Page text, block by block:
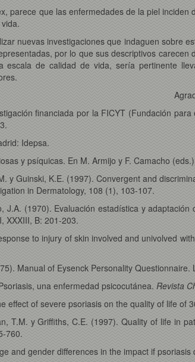
parece que las enfermedades de la piel
nuevas investigaciones que indaguen sobre
por lo que sus descriptivos
de calidad de vida, sería pertinente
financiada por la FICYT (Fundación
Idepsa.
y psíquicas. En M. Armijo y F. Camacho
y Guinski, K.E. (1997). Convergent and
in Dermatology, 108 (1), 103-107.
J.A. (1970). Evaluación estadística y
XXXIII, B: 201-203.
to injury of skin involved and univolved
Manual of Eysenck Personality
una enfermedad psicocutánea. Revista
effect of severe psoriasis on the quality of life of
T.M. y Griffiths, C.E. (1997). Quality of life in
760.
and gender differences in the impact if psoriasis